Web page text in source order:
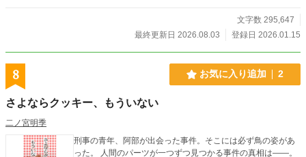
文字数 295,647
最終更新日 2026.08.03
登録日 2026.01.15
8 お気に入り追加 2
さよならクッキー、もういない
二ノ宮明季
刑事の青年、阿部が出会った事件。そこには必ず鳥の姿があ
った。 人間のパーツが一つずつ見つかる事件の真相は――。